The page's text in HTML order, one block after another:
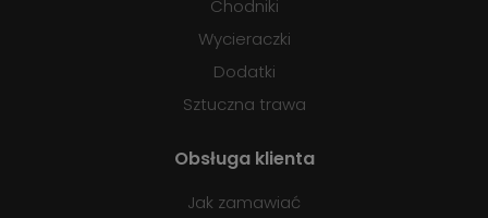
Chodniki
Wycieraczki
Dodatki
Sztuczna trawa
Obsługa klienta
Jak zamawiać